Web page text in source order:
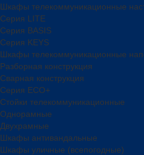
Шкафы телекоммуникационные
Cерия LITE
Cерия BASIS
Cерия KEYS
Шкафы телекоммуникационные
Разборная конструкция
Сварная конструкция
Серия ECO+
Стойки телекоммуникационные
Однорамные
Двухрамные
Шкафы антивандальные
Шкафы уличные (всепогодные)